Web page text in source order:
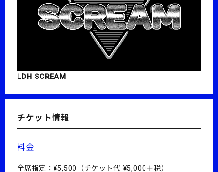
LDH SCREAM
チケット情報
料金
全席指定：¥5,500（チケット代 ¥5,000＋税）